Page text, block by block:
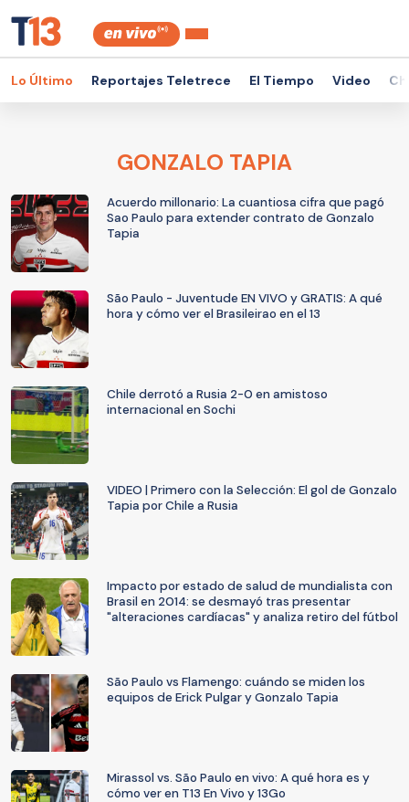
Lo Último Reportajes Teletrece El Tiempo Video
GONZALO TAPIA
Acuerdo millonario: La cuantiosa cifra que pagó
Sao Paulo para extender contrato de Gonzalo
Tapia
São Paulo - Juventude EN VIVO y GRATIS: A qué
hora y cómo ver el Brasileirao en el 13
Chile derrotó a Rusia 2-0 en amistoso
internacional en Sochi
VIDEO | Primero con la Selección: El gol de Gonzalo
Tapia por Chile a Rusia
Impacto por estado de salud de mundialista con
Brasil en 2014: se desmayó tras presentar
"alteraciones cardíacas" y analiza retiro del fútbol
São Paulo vs Flamengo: cuándo se miden los
equipos de Erick Pulgar y Gonzalo Tapia
Mirassol vs. São Paulo en vivo: A qué hora es y
cómo ver en T13 En Vivo y 13Go